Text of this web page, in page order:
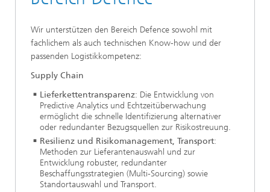
Wir unterstützen den Bereich Defence sowohl mit
fachlichem als auch technischen Know-how und der
passenden Logistikkompetenz:
Supply Chain
Lieferkettentransparenz: Die Entwicklung von
Predictive Analytics und Echtzeitüberwachung
ermöglicht die schnelle Identifizierung alternativer
oder redundanter Bezugsquellen zur Risikostreuung.
Resilienz und Risikomanagement, Transport:
Methoden zur Lieferantenauswahl und zur
Entwicklung robuster, redundanter
Beschaffungsstrategien (Multi-Sourcing) sowie
Standortauswahl und Transport.